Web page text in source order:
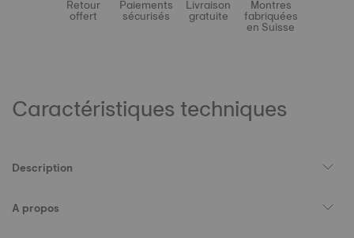
Retour
offert
Paiements
sécurisés
Livraison
gratuite
Montres
fabriquées
en Suisse
Caractéristiques techniques
Description
A propos